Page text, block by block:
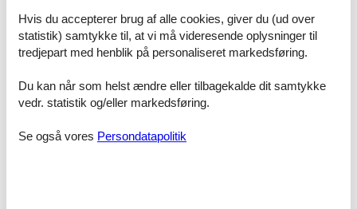
Faciliteter
Afstand
Banegård
Centrum
500 m
Diverse
Lufthavn
Hvis du accepterer brug af alle cookies, giver du (ud over
statistik) samtykke til, at vi må videresende oplysninger til
tredjepart med henblik på personaliseret markedsføring.
Du kan når som helst ændre eller tilbagekalde dit samtykke
vedr. statistik og/eller markedsføring.
Se også vores Persondatapolitik